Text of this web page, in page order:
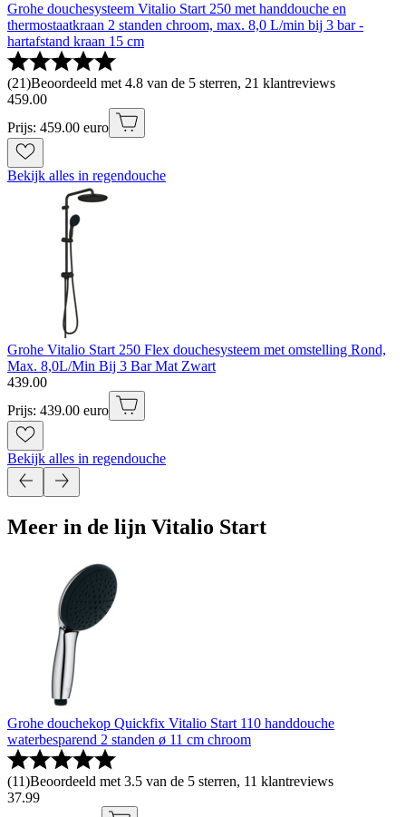
Grohe douchesysteem Vitalio Start 250 met handdouche en
thermostaatkraan 2 standen chroom, max. 8,0 L/min bij 3 bar -
hartafstand kraan 15 cm
(21)Beoordeeld met 4.8 van de 5 sterren, 21 klantreviews
459.00
Prijs: 459.00 euro
Bekijk alles in regendouche
Grohe Vitalio Start 250 Flex douchesysteem met omstelling Rond,
Max. 8,0L/Min Bij 3 Bar Mat Zwart
439.00
Prijs: 439.00 euro
Bekijk alles in regendouche
Meer in de lijn Vitalio Start
Grohe douchekop Quickfix Vitalio Start 110 handdouche
waterbesparend 2 standen ø 11 cm chroom
(11)Beoordeeld met 3.5 van de 5 sterren, 11 klantreviews
37.99